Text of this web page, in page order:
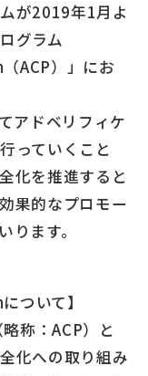
が2019年1月よ
グラム
ACP）」にお
アドベリフィケ
っていくこと
化を推進すると
果的なプロモー
ります。
ついて】
称：ACP）と
化への取り組み